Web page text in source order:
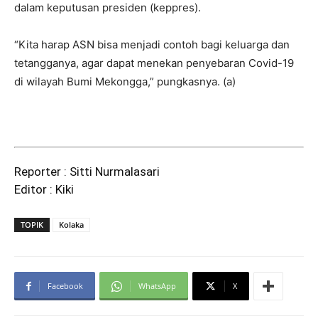
dalam keputusan presiden (keppres).
“Kita harap ASN bisa menjadi contoh bagi keluarga dan
tetangganya, agar dapat menekan penyebaran Covid-19
di wilayah Bumi Mekongga,” pungkasnya. (a)
Reporter : Sitti Nurmalasari
Editor : Kiki
TOPIK Kolaka
Facebook WhatsApp X